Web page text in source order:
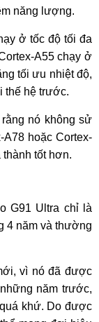
năng lượng.
ở tốc độ tối đa
A55 chạy ở
tối ưu nhiệt độ,
thế hệ trước.
nó không sử
hoặc Cortex-
tốt hơn.
G91 Ultra chỉ là
4 năm và thường
vì nó đã được
năm trước,
khứ. Do được